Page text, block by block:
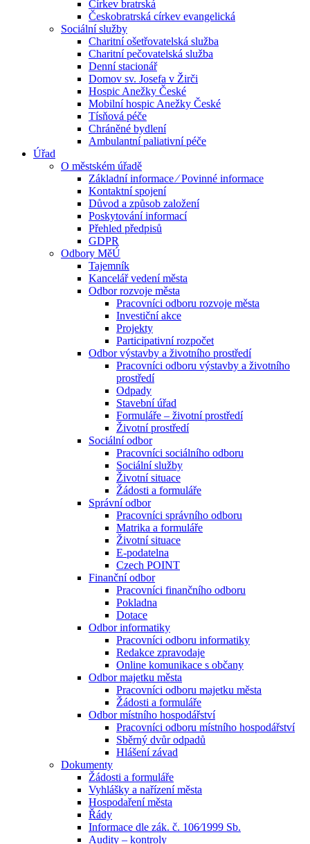
Církev bratrská
Českobratrská církev evangelická
Sociální služby
Charitní ošetřovatelská služba
Charitní pečovatelská služba
Denní stacionář
Domov sv. Josefa v Žirči
Hospic Anežky České
Mobilní hospic Anežky České
Tísňová péče
Chráněné bydlení
Ambulantní paliativní péče
Úřad
O městském úřadě
Základní informace ⁄ Povinné informace
Kontaktní spojení
Důvod a způsob založení
Poskytování informací
Přehled předpisů
GDPR
Odbory MěÚ
Tajemník
Kancelář vedení města
Odbor rozvoje města
Pracovníci odboru rozvoje města
Investiční akce
Projekty
Participativní rozpočet
Odbor výstavby a životního prostředí
Pracovníci odboru výstavby a životního
prostředí
Odpady
Stavební úřad
Formuláře – životní prostředí
Životní prostředí
Sociální odbor
Pracovníci sociálního odboru
Sociální služby
Životní situace
Žádosti a formuláře
Správní odbor
Pracovníci správního odboru
Matrika a formuláře
Životní situace
E-podatelna
Czech POINT
Finanční odbor
Pracovníci finančního odboru
Pokladna
Dotace
Odbor informatiky
Pracovníci odboru informatiky
Redakce zpravodaje
Online komunikace s občany
Odbor majetku města
Pracovníci odboru majetku města
Žádosti a formuláře
Odbor místního hospodářství
Pracovníci odboru místního hospodářství
Sběrný dvůr odpadů
Hlášení závad
Dokumenty
Žádosti a formuláře
Vyhlášky a nařízení města
Hospodaření města
Řády
Informace dle zák. č. 106⁄1999 Sb.
Audity – kontroly